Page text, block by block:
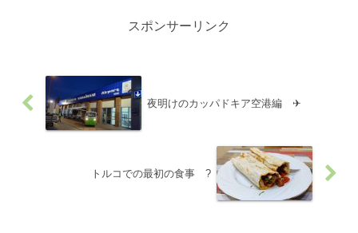
スポンサーリンク
夜明けのカッパドキア空港編 ✈
トルコでの最初の食事 ?